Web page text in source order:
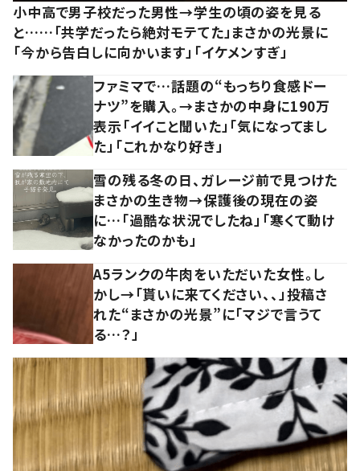
小中高で男子校だった男性→学生の頃の姿を見る
と……「共学だったら絶対モテてた」まさかの光景に
「今から告白しに向かいます」「イケメンすぎ」
ファミマで…話題の“もっちり食感ドー
ナツ”を購入。→まさかの中身に190万
表示「イイこと聞いた」「気になってまし
た」「これかなり好き」
雪の残る冬の日、ガレージ前で見つけた
まさかの生き物→保護後の現在の姿
に…「過酷な状況でしたね」「寒くて動け
なかったのかも」
A5ランクの牛肉をいただいた女性。し
かし→「貰いに来てください、、」投稿さ
れた“まさかの光景”に「マジで言うて
る…？」